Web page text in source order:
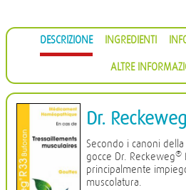
DESCRIZIONE INGREDIENTI
ALTRE
Dr. Reckeweg
Secondo i canoni
gocce Dr. Reckeweg®
principalmente
muscolatura.